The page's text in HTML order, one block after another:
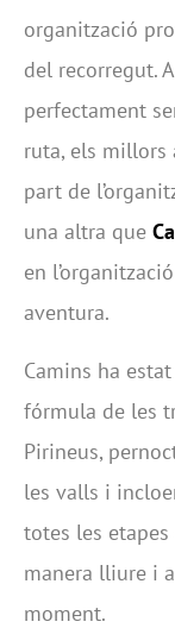
organització
del recorregut.
perfectament
ruta, els
part de
una altra que
en
aventura.
Camins ha
fórmula de les
Pirineus,
les valls i
totes les
manera lliure i
moment.